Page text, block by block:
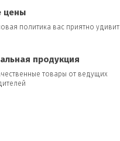
цены
политика вас приятно удивит
продукция
товары от ведущих